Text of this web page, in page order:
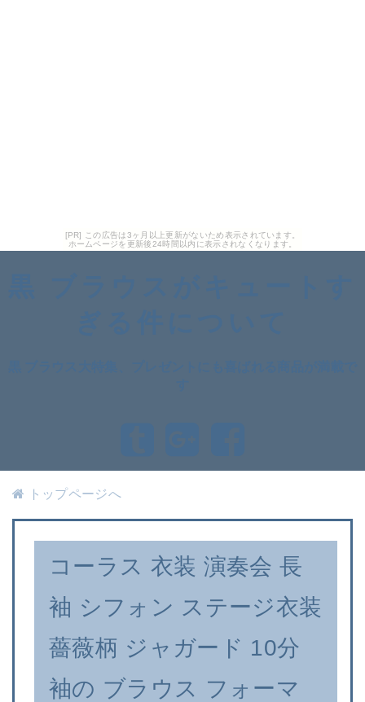
[PR] この広告は3ヶ月以上更新がないため表示されています。
ホームページを更新後24時間以内に表示されなくなります。
トップページへ
コーラス 衣装 演奏会 長
袖 シフォン ステージ衣装
薔薇柄 ジャガード 10分
袖の ブラウス フォーマ